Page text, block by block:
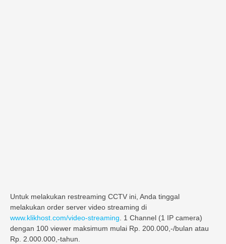
Untuk melakukan restreaming CCTV ini, Anda tinggal
melakukan order server video streaming di
www.klikhost.com/video-streaming . 1 Channel (1 IP camera)
dengan 100 viewer maksimum mulai Rp. 200.000,-/bulan atau
Rp. 2.000.000,-tahun.